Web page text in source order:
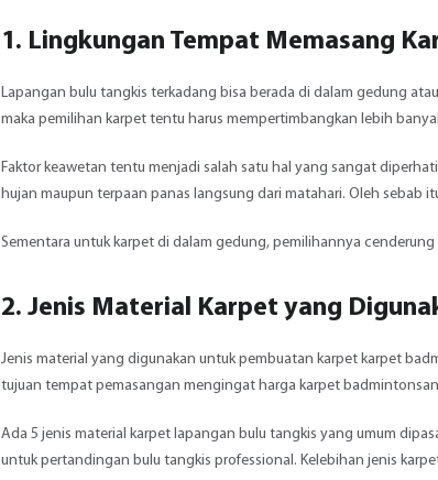
1. Lingkungan Tempat Memasang
Lapangan bulu tangkis terkadang bisa berada di dalam gedung
maka pemilihan karpet tentu harus mempertimbangkan lebih
Faktor keawetan tentu menjadi salah satu hal yang sangat
hujan maupun terpaan panas langsung dari matahari. Oleh sebab
Sementara untuk karpet di dalam gedung, pemilihannya
2. Jenis Material Karpet yang
Jenis material yang digunakan untuk pembuatan karpet karpet
tujuan tempat pemasangan mengingat harga karpet badminton
Ada 5 jenis material karpet lapangan bulu tangkis yang umum
untuk pertandingan bulu tangkis professional. Kelebihan jenis